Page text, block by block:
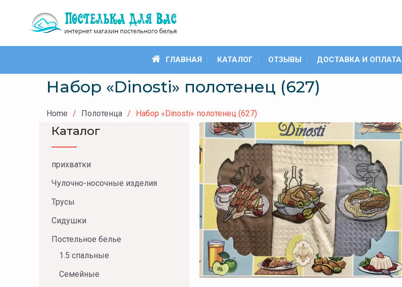
ГЛАВНАЯ КАТАЛОГ ОТЗЫВЫ ДОСТАВКА И ОПЛАТА
Набор «Dinosti» полотенец (627)
Home Полотенца Набор «Dinosti» полотенец (627)
Каталог
прихватки
Чулочно-носочные изделия
Трусы
Сидушки
Постельное белье
1.5 спальные
Семейные